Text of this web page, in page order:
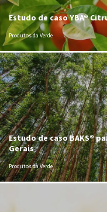
Estudo de caso YBA®
Produtos da Verde
Estudo de caso BAKS®
Gerais
Produtos da Verde